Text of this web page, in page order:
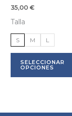
35,00 €
Talla
S M L
SELECCIONAR
OPCIONES